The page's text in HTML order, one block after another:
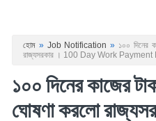
হোম » Job Notification » ১০০ দিনের
রাজ্যসরকার । 100 Day Work
১০০ দিনের কাজের
ঘোষণা করলো